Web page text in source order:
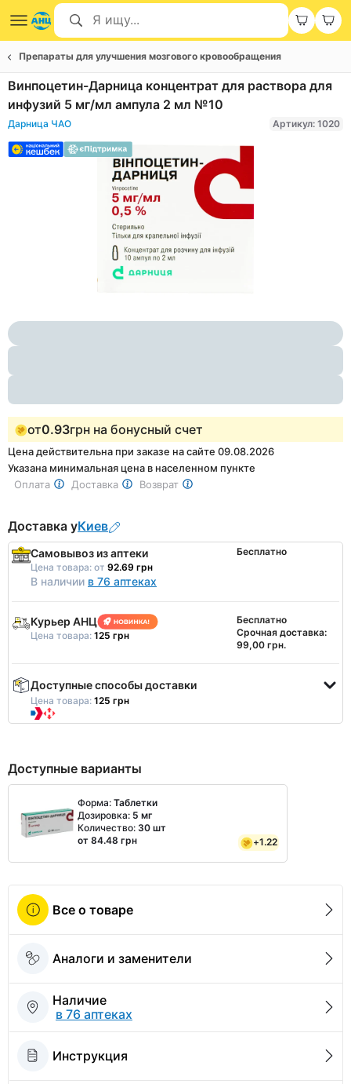
Препараты для улучшения мозгового кровообращения
Винпоцетин-Дарница концентрат для раствора для
инфузий 5 мг/мл ампула 2 мл №10
Дарница ЧАО Артикул: 1020
1
of
от0.93грн на бонусный счет
Цена действительна при заказе на сайте 09.08.2026
Указана минимальная цена в населенном пункте
Оплата
Доставка Возврат
Доставка уКиев
Самовывоз из аптеки
Цена товара: от 92.69 грн
В наличии в 76 аптеках
Бесплатно
Курьер АНЦ
Цена товара: 125 грн
Бесплатно
Срочная доставка:
99,00 грн.
Доступные способы доставки
Цена товара: 125 грн
Доступные варианты
Форма: Таблетки
Дозировка: 5 мг
Количество: 30 шт
от 84.48 грн
+1.22
Все о товаре
Аналоги и заменители
Наличие
в 76 аптеках
Инструкция